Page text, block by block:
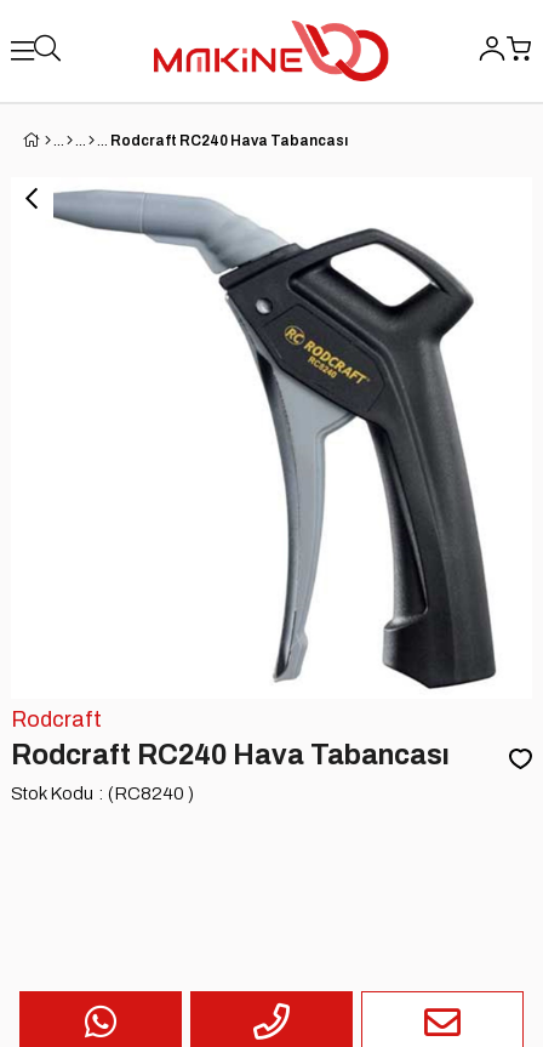
Rodcraft RC240 Hava Tabancası
Rodcraft
Rodcraft RC240 Hava Tabancası
Stok Kodu (RC8240 )